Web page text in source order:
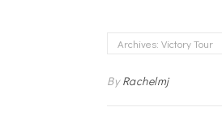
Archives: Victory Tour
ByRachelmj